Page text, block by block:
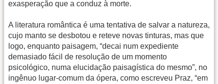
exasperação que a conduz à morte.
A literatura romântica é uma tentativa de salvar a natureza,
cujo manto se desbotou e reteve novas tinturas, mas que
logo, enquanto paisagem, “decai num expediente
demasiado fácil de resolução de um momento
psicológico, numa elucidação paisagística do mesmo”, no
ingênuo lugar-comum da ópera, como escreveu Praz, “em